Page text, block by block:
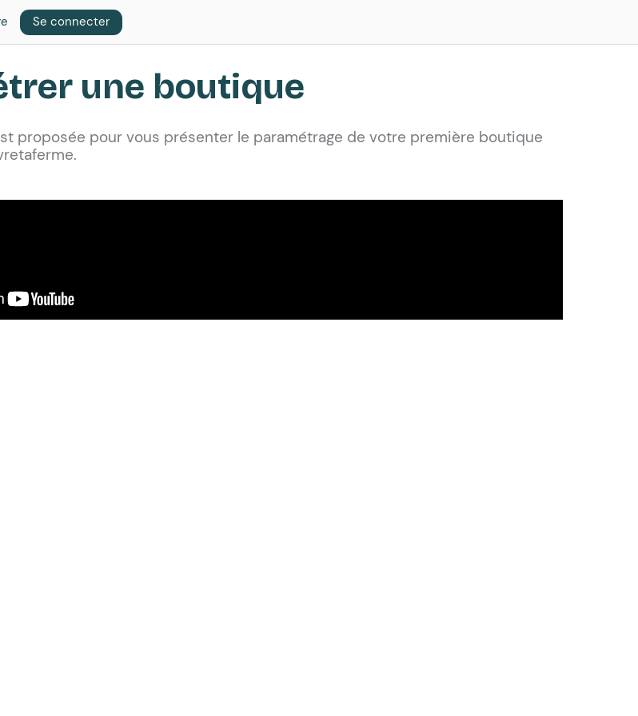
Se connecter
une boutique
proposée pour vous présenter le paramétrage de votre première boutique